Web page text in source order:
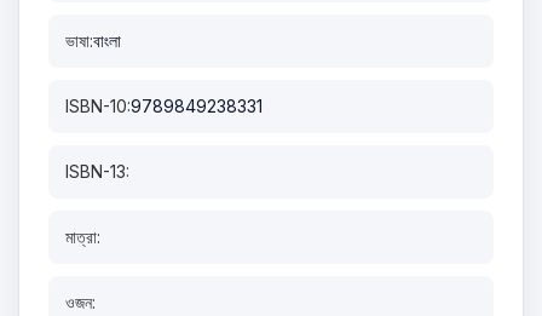
ভাষা:বাংলা
ISBN-10:9789849238331
ISBN-13:
মাত্রা:
ওজন: